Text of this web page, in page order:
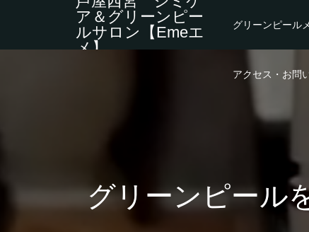
ア＆グリーンピー
ルサロン【Emeエ
メ】
グリーンピール
アクセス・お問
グリーンピール